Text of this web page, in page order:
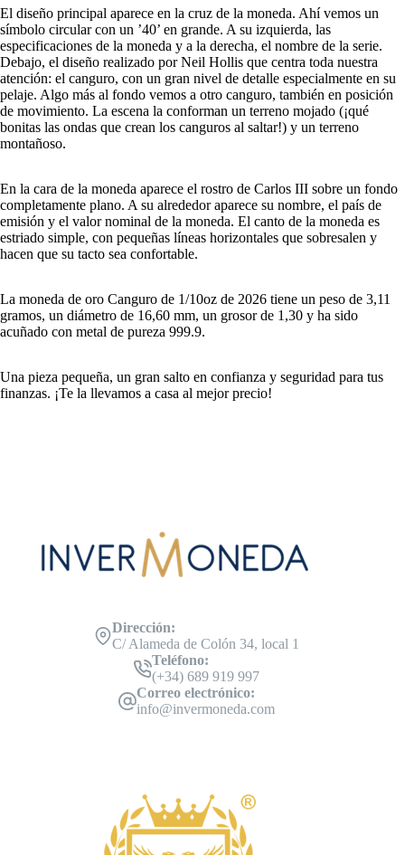
El diseño principal aparece en la cruz de la moneda. Ahí vemos un
símbolo circular con un ’40’ en grande. A su izquierda, las
especificaciones de la moneda y a la derecha, el nombre de la serie.
Debajo, el diseño realizado por Neil Hollis que centra toda nuestra
atención: el canguro, con un gran nivel de detalle especialmente en su
pelaje. Algo más al fondo vemos a otro canguro, también en posición
de movimiento. La escena la conforman un terreno mojado (¡qué
bonitas las ondas que crean los canguros al saltar!) y un terreno
montañoso.
En la cara de la moneda aparece el rostro de Carlos III sobre un fondo
completamente plano. A su alrededor aparece su nombre, el país de
emisión y el valor nominal de la moneda. El canto de la moneda es
estriado simple, con pequeñas líneas horizontales que sobresalen y
hacen que su tacto sea confortable.
La moneda de oro Canguro de 1/10oz de 2026 tiene un peso de 3,11
gramos, un diámetro de 16,60 mm, un grosor de 1,30 y ha sido
acuñado con metal de pureza 999.9.
Una pieza pequeña, un gran salto en confianza y seguridad para tus
finanzas. ¡Te la llevamos a casa al mejor precio!
Dirección:
C/ Alameda de Colón 34, local 1
Teléfono:
(+34) 689 919 997
Correo electrónico:
info@invermoneda.com